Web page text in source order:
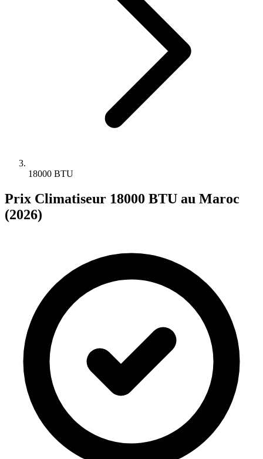
18000 BTU
Prix Climatiseur 18000 BTU au Maroc
(2026)